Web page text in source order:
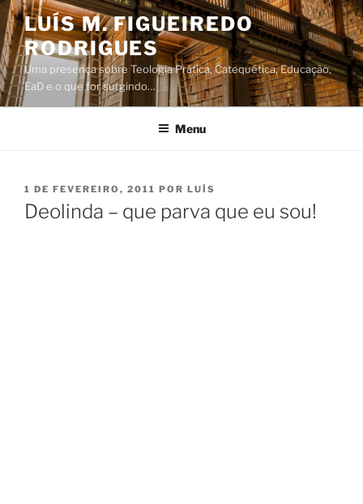
Saltar
para
o
conteúdo
LUÍS M. FIGUEIREDO
RODRIGUES
Uma presença sobre Teologia Prática, Catequética, Educação,
EaD e o que for surgindo…
Menu
PUBLICADO
EM
1 DE FEVEREIRO, 2011 POR LUÍS
Deolinda – que parva que eu sou!